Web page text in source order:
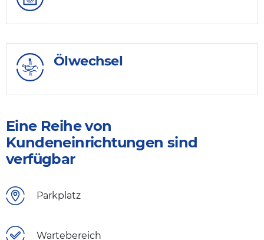
Ölwechsel
Eine Reihe von
Kundeneinrichtungen sind
verfügbar
Parkplatz
Wartebereich